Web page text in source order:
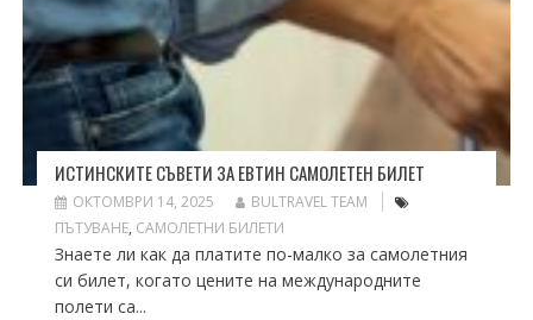
ИСТИНСКИТЕ СЪВЕТИ ЗА ЕВТИН САМОЛЕТЕН БИЛЕТ
ОКТОМВРИ 14, 2025
BULTRAVEL TEAM
ПЪТУВАНЕ, САМОЛЕТНИ БИЛЕТИ
Знаете ли как да платите по-малко за самолетния
си билет, когато цените на международните
полети са...